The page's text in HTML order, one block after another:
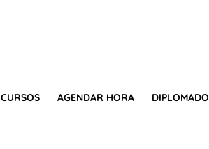
CURSOS AGENDAR HORA DIPLOMADO